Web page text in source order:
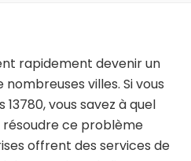
rapidement devenir un
villes. Si vous
vous savez à quel
ce problème
offrent des services de